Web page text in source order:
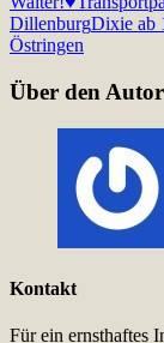
DillenburgDixie ab
Östringen
Über den Autor
Kontakt
Für ein ernsthaftes